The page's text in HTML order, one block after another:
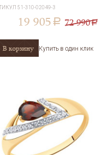
51-310-02049-3
19 905 a 72 990a
В корзину Купить в один клик